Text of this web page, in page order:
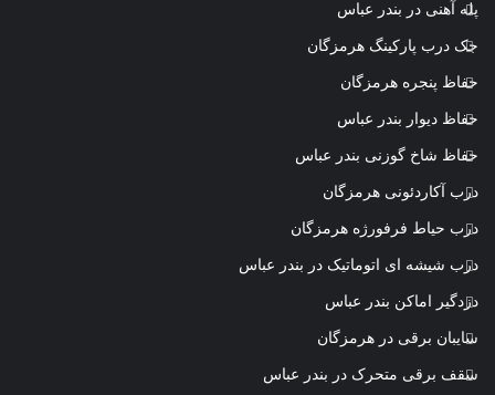
پله آهنی در بندر عباس
جک درب پارکینگ هرمزگان
حفاظ پنجره هرمزگان
حفاظ دیوار بندر عباس
حفاظ شاخ گوزنی بندر عباس
درب آکاردئونی هرمزگان
درب حیاط فرفورژه هرمزگان
درب شیشه ای اتوماتیک در بندر عباس
دزدگیر اماکن بندر عباس
سایبان برقی در هرمزگان
سقف برقی متحرک در بندر عباس